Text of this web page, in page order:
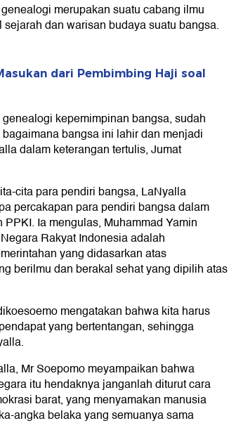
merupakan suatu cabang ilmu
dan warisan budaya suatu bangsa.
dari Pembimbing Haji soal
kepemimpinan bangsa, sudah
bangsa ini lahir dan menjadi
dalam keterangan tertulis, Jumat
cita para pendiri bangsa, LaNyalla
percakapan para pendiri bangsa dalam
Ia mengulas, Muhammad Yamin
Rakyat Indonesia adalah
yang didasarkan atas
berilmu dan berakal sehat yang dipilih atas
mengatakan bahwa kita harus
yang bertentangan, sehingga
Mr Soepomo meyampaikan bahwa
itu hendaknya janganlah diturut cara
barat, yang menyamakan manusia
angka belaka yang semuanya sama